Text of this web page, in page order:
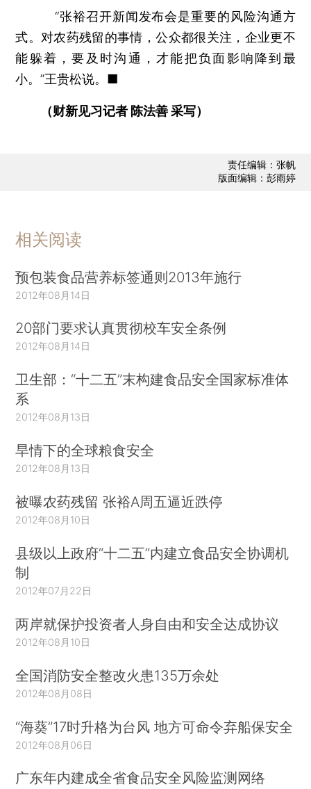
“张裕召开新闻发布会是重要的风险沟通方
式。对农药残留的事情，公众都很关注，企业更不
能躲着，要及时沟通，才能把负面影响降到最
小。”王贵松说。■
（财新见习记者 陈法善 采写）
责任编辑：张帆
版面编辑：彭雨婷
相关阅读
预包装食品营养标签通则2013年施行
2012年08月14日
20部门要求认真贯彻校车安全条例
2012年08月14日
卫生部：“十二五”末构建食品安全国家标准体
系
2012年08月13日
旱情下的全球粮食安全
2012年08月13日
被曝农药残留 张裕A周五逼近跌停
2012年08月10日
县级以上政府“十二五”内建立食品安全协调机
制
2012年07月22日
两岸就保护投资者人身自由和安全达成协议
2012年08月10日
全国消防安全整改火患135万余处
2012年08月08日
“海葵”17时升格为台风 地方可命令弃船保安全
2012年08月06日
广东年内建成全省食品安全风险监测网络